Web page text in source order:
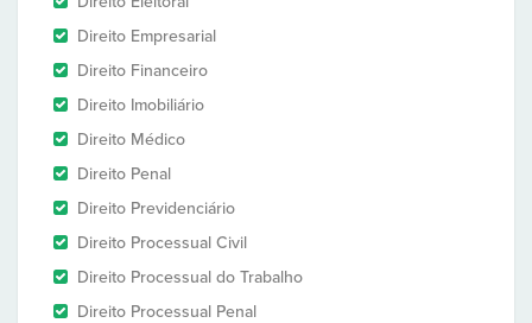
Direito Empresarial
Direito Financeiro
Direito Imobiliário
Direito Médico
Direito Penal
Direito Previdenciário
Direito Processual Civil
Direito Processual do Trabalho
Direito Processual Penal